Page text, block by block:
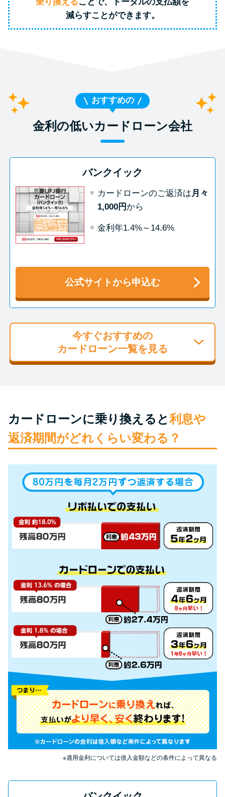
その他コラム
今月の家賃払えない…2ヵ月目に
たい…市役所に相談より賢い方
法2選
街金とは？絶対審査通る？借金
い理由
質屋でお金を借りるには？年利
やシステムをカードローンと比
較
未成年でもお金を借りられる？
学生がお金を借りる方法があ
学生がお金を借りる方法は？親
へのバレにくさや将来への影響
を解説
ソフト闇金とは？悪質な手口に
は要注意！
090金融（闇金）からお金を借り
てはいけない理由と借りた場合
の対処法
申し込みブラックとは?判断の目
安や審査に通らない理由
ブラックでもお金を借りるに
は？3つの判断基準と工面法
アコムはブラックでも審査に通
る？ 自分がブラックか確かめる
方法
アコムとレイクどっちがいい
の？ カードローンの選び方を徹
底解説！
説！ もっとも便利でお得な返済
減らすことができます。
おすすめの
金利の低いカードローン会社
バンクイック
カードローンのご返済は月々
1,000円 から
金利年1.4%～14.6%
公式サイトから申込む
今すぐおすすめの
カードローン一覧を見る
カードローンに乗り換えると利息や
返済期間がどれくらい変わる？
※適用金利については借入金額などの条件によって異なる